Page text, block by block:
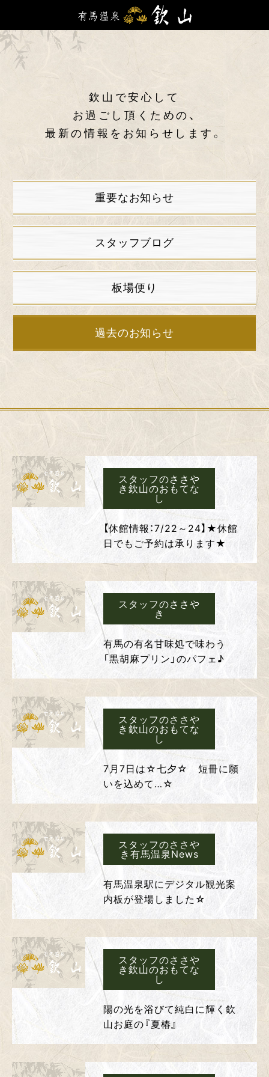
欽山で安心して
お過ごし頂くための、
最新の情報をお知らせします。
重要なお知らせ
スタッフブログ
板場便り
過去のお知らせ
スタッフのささや
き欽山のおもてな
し
【休館情報：7/22～24】★休館
日でもご予約は承ります★
スタッフのささや
き
有馬の有名甘味処で味わう
「黒胡麻プリン」のパフェ♪
スタッフのささや
き欽山のおもてな
し
7月7日は☆七夕☆ 短冊に願
いを込めて…☆
スタッフのささや
き有馬温泉News
有馬温泉駅にデジタル観光案
内板が登場しました☆
スタッフのささや
き欽山のおもてな
し
陽の光を浴びて純白に輝く欽
山お庭の『夏椿』